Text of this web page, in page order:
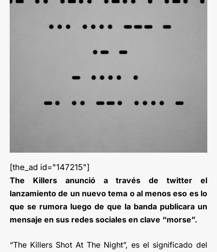
[the_ad id="147215"]
The Killers anunció a través de twitter el
lanzamiento de un nuevo tema o al menos eso es lo
que se rumora luego de que la banda publicara un
mensaje en sus redes sociales en clave “morse”.
“The Killers Shot At The Night”, es el significado del